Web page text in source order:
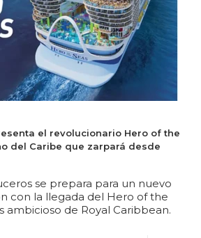
el revolucionario Hero of the
del Caribe que zarpará desde
se prepara para un nuevo
con la llegada del Hero of the
ambicioso de Royal Caribbean.